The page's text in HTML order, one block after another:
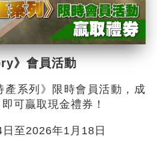
》會員活動
產系列》限時會員活動，成
可贏取現金禮券！
至2026年1月18日